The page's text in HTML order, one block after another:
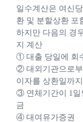
일수계산은 여신
환 및 분할상환 포
하지만 다음의 경
지 계산
① 대출 당일에 회
② 대외기관으로부
이자를 상환일까
③ 연체기간이 1일
금
④ 대여유가증권